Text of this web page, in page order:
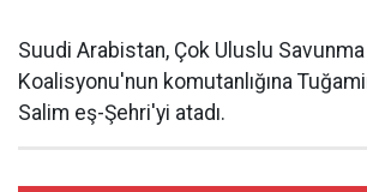
Suudi Arabistan, Çok Uluslu
Koalisyonu'nun komutanlığına
Salim eş-Şehri'yi atadı.